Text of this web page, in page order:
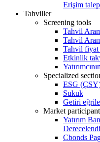
Erişim
Tahviller
Screening tools
Tahvil
Tahvil
Tahvil fiyat
Etkinlik
Specialized
ESG
Sukuk
Getiri
Market
Yatırım
Cbonds